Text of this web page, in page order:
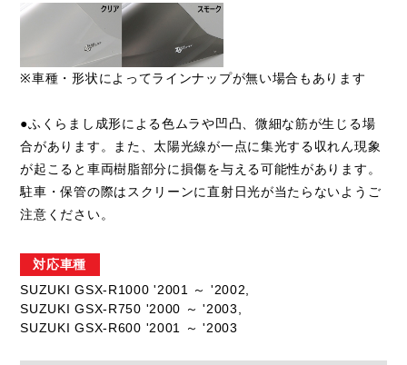
※車種・形状によってラインナップが無い場合もあります
●ふくらまし成形による色ムラや凹凸、微細な筋が生じる場
合があります。また、太陽光線が一点に集光する収れん現象
が起こると車両樹脂部分に損傷を与える可能性があります。
駐車・保管の際はスクリーンに直射日光が当たらないようご
注意ください。
対応車種
SUZUKI GSX-R1000 '2001 ～ '2002,
SUZUKI GSX-R750 '2000 ～ '2003,
SUZUKI GSX-R600 '2001 ～ '2003